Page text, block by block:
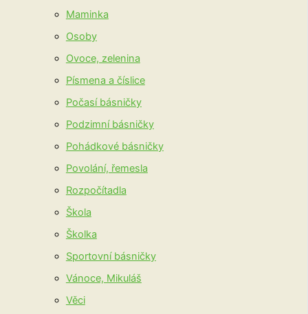
Maminka
Osoby
Ovoce, zelenina
Písmena a číslice
Počasí básničky
Podzimní básničky
Pohádkové básničky
Povolání, řemesla
Rozpočítadla
Škola
Školka
Sportovní básničky
Vánoce, Mikuláš
Věci